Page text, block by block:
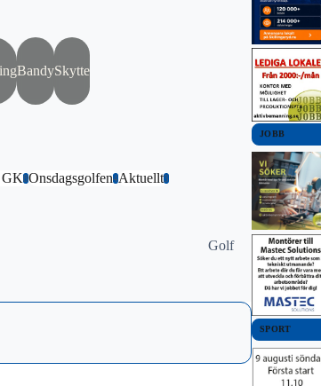
BandySkytte
GK8Onsdagsgolfen4Aktuellt3
Golf
JOBB
SPORT